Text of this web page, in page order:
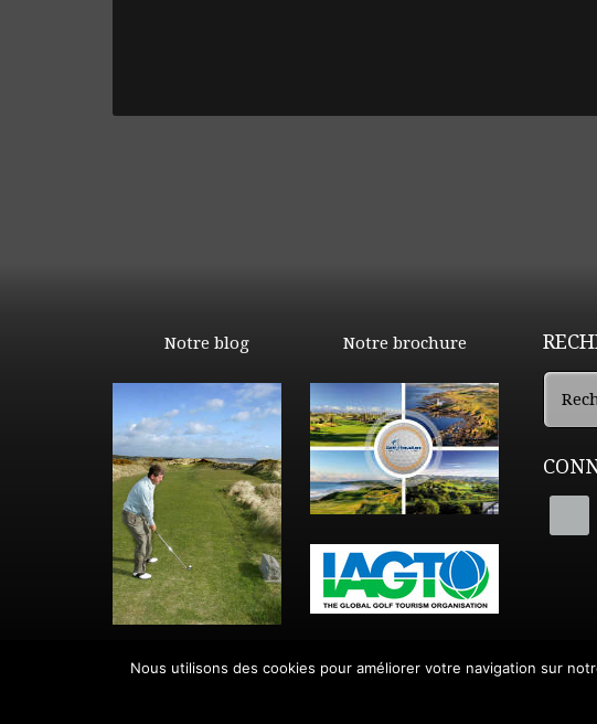
Notre blog Notre brochure
Nous utilisons des cookies pour améliorer votre navigation sur